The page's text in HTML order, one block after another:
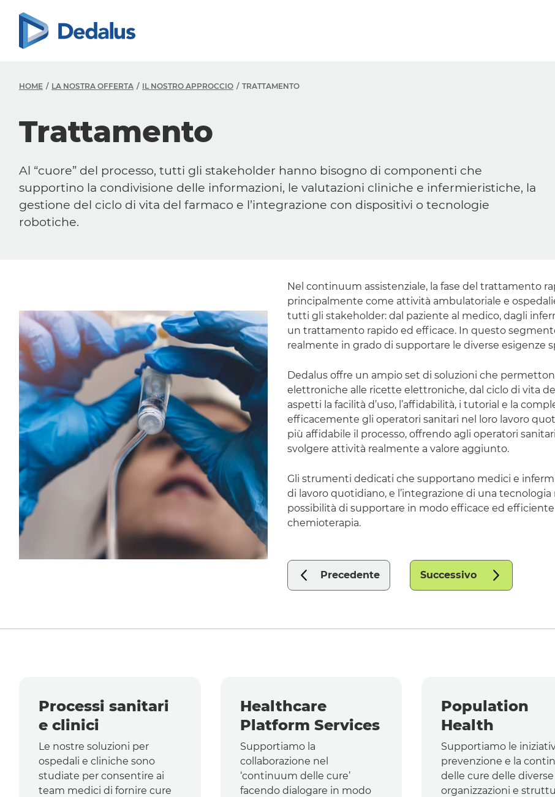
HOME LA NOSTRA OFFERTA IL NOSTRO APPROCCIO TRATTAMENTO
Trattamento
Al “cuore” del processo, tutti gli stakeholder hanno bisogno di componenti che
supportino la condivisione delle informazioni, le valutazioni cliniche e infermieristiche, la
gestione del ciclo di vita del farmaco e l’integrazione con dispositivi o tecnologie
robotiche.
Nel continuum assistenziale, la fase del trattamento
principalmente come attività ambulatoriale e
tutti gli stakeholder: dal paziente al medico, dagli
un trattamento rapido ed efficace. In questo
realmente in grado di supportare le diverse esigenze
Dedalus offre un ampio set di soluzioni che
elettroniche alle ricette elettroniche, dal ciclo di vita
aspetti la facilità d’uso, l’affidabilità, i tutorial e la
efficacemente gli operatori sanitari nel loro lavoro
più affidabile il processo, offrendo agli operatori
svolgere attività realmente a valore aggiunto.
Gli strumenti dedicati che supportano medici e
di lavoro quotidiano, e l’integrazione di una
possibilità di supportare in modo efficace ed
chemioterapia.
Precedente Successivo
Processi sanitari
e clinici
Le nostre soluzioni per
ospedali e cliniche sono
studiate per consentire ai
team medici di fornire cure
Healthcare
Platform Services
Supportiamo la
collaborazione nel
‘continuum delle cure’
facendo dialogare in modo
Population
Health
Supportiamo le
prevenzione e la
delle cure delle diverse
organizzazioni e